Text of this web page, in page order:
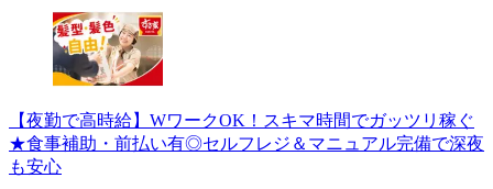
【夜勤で高時給】WワークOK！スキマ時間でガッツリ稼ぐ
★食事補助・前払い有◎セルフレジ＆マニュアル完備で深夜
も安心